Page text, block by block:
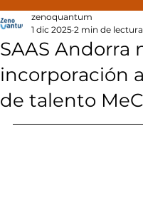
SAAS Andorra
incorporación
de talento
zenoquantum
1 dic 2025 2 min de lectura